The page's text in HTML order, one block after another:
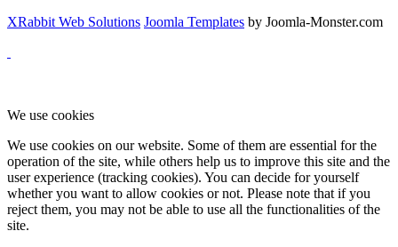
XRabbit Web Solutions Joomla Templates by Joomla-Monster.com
We use cookies
We use cookies on our website. Some of them are essential for the
operation of the site, while others help us to improve this site and the
user experience (tracking cookies). You can decide for yourself
whether you want to allow cookies or not. Please note that if you
reject them, you may not be able to use all the functionalities of the
site.